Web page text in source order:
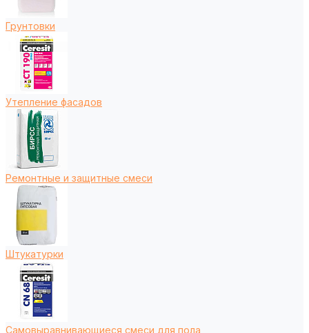
Грунтовки
Утепление фасадов
Ремонтные и защитные смеси
Штукатурки
Самовыравнивающиеся смеси для пола